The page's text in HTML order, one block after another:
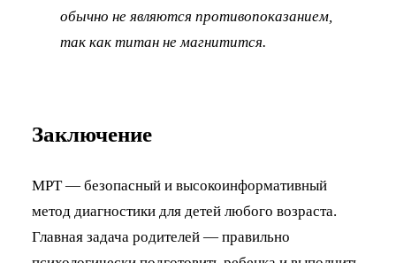
обычно не являются противопоказанием,
так как титан не магнитится.
Заключение
МРТ — безопасный и высокоинформативный
метод диагностики для детей любого возраста.
Главная задача родителей — правильно